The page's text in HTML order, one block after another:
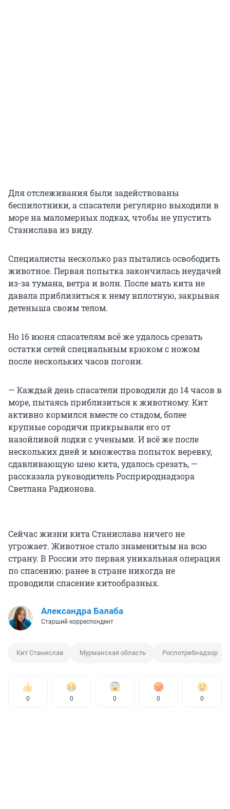
Для отслеживания были задействованы
беспилотники, а спасатели регулярно выходили в
море на маломерных лодках, чтобы не упустить
Станислава из виду.
Специалисты несколько раз пытались освободить
животное. Первая попытка закончилась неудачей
из-за тумана, ветра и волн. После мать кита не
давала приблизиться к нему вплотную, закрывая
детеныша своим телом.
Но 16 июня спасателям всё же удалось срезать
остатки сетей специальным крюком с ножом
после нескольких часов погони.
— Каждый день спасатели проводили до 14 часов в
море, пытаясь приблизиться к животному. Кит
активно кормился вместе со стадом, более
крупные сородичи прикрывали его от
назойливой лодки с учеными. И всё же после
нескольких дней и множества попыток веревку,
сдавливающую шею кита, удалось срезать, —
рассказала руководитель Росприроднадзора
Светлана Радионова.
Сейчас жизни кита Станислава ничего не
угрожает. Животное стало знаменитым на всю
страну. В России это первая уникальная операция
по спасению: ранее в стране никогда не
проводили спасение китообразных.
Александра Балаба
Старший корреспондент
Кит Станислав Мурманская область Роспотребнадзор
0 0 0 0 0